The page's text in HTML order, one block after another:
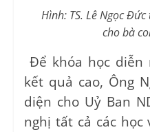
Hình: TS. Lê Ngọc
cho bà
Để khóa học diễn
kết quả cao, Ông
diện cho Uỷ Ban
nghị tất cả các